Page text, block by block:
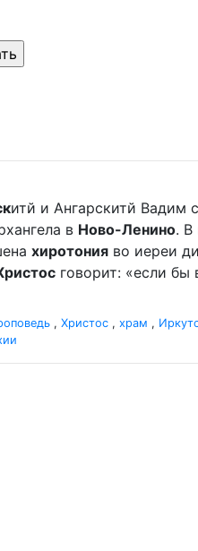
итй и Ангарскитй Вадим
в Ново-Ленино. В
хиротония во иереи
говорит: «если
, Христос , храм ,